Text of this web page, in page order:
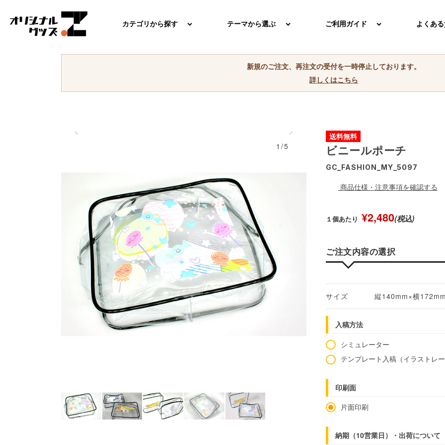
カテゴリから探す テーマから選ぶ ご利用ガイド よくあ
新規のご注文、再注文の受付を一時停止しております。
詳しくはこちら
1/5
送料無料
ビニールポーチ
GC_FASHION_MY_5097
商品仕様・注意事項を確認する
１個あたり ¥2,480(税込)
ご注文内容の選択
サイズ 縦140mm×横
入稿方法
シミュレーター
テンプレート入稿（イラストレー
印刷面
片面印刷
納期（10営業日）・出荷について